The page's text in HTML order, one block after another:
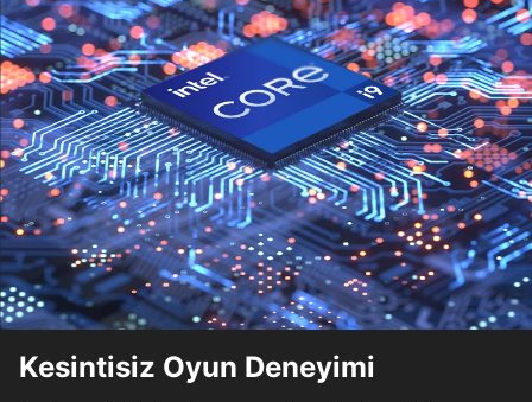
Kesintisiz Oyun Deneyimi